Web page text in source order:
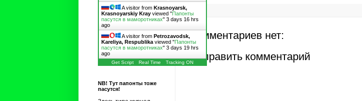
Комментариев нет:
Отправить комментарий
A visitor from Krasnoyarsk,
Krasnoyarskiy Kray viewed "Папонты
пасутся в маморотниках" 3 days 16 hrs
ago
A visitor from Petrozavodsk,
Kareliya, Respublika viewed "Папонты
пасутся в маморотниках" 3 days 19 hrs
ago
Get Script Real Time Tracking ON
NB! Тут папонты тоже
пасутся!